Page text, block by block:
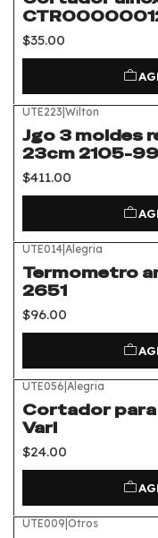
$35.00
UTE223 Wilton
Jgo 3 moldes
23cm 2105-
$411.00
UTE014| Alegria
Termometro
2651
$96.00
UTE056 Alegria
Cortador
Vari
$24.00
UTE009 Otros